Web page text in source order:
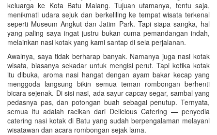
keluarga ke Kota Batu Malang. Tujuan utamanya, tentu saja,
menikmati udara sejuk dan berkeliling ke tempat wisata terkenal
seperti Museum Angkut dan Jatim Park. Tapi siapa sangka, hal
yang paling saya ingat justru bukan cuma pemandangan indah,
melainkan nasi kotak yang kami santap di sela perjalanan.
Awalnya, saya tidak berharap banyak. Namanya juga nasi kotak
wisata, biasanya sekadar untuk mengisi perut. Tapi ketika kotak
itu dibuka, aroma nasi hangat dengan ayam bakar kecap yang
menggoda langsung bikin semua teman rombongan berhenti
bicara sejenak. Di sisi nasi, ada sayur capcay segar, sambal yang
pedasnya pas, dan potongan buah sebagai penutup. Ternyata,
semua itu adalah racikan dari Delicious Catering — penyedia
catering nasi kotak di Batu yang sudah berpengalaman melayani
wisatawan dan acara rombongan sejak lama.